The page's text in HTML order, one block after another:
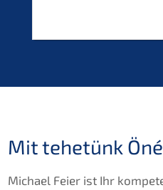
Mit tehetünk
Michael Feier ist Ihr